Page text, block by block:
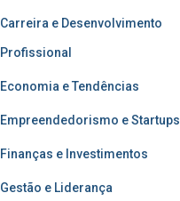
Carreira e Desenvolvimento
Profissional
Economia e Tendências
Empreendedorismo e Startups
Finanças e Investimentos
Gestão e Liderança